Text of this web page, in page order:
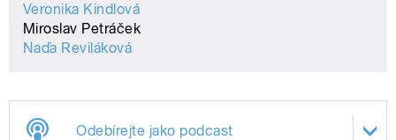
Veronika Kindlová
Miroslav Petráček
Naďa Reviláková
Odebírejte jako podcast